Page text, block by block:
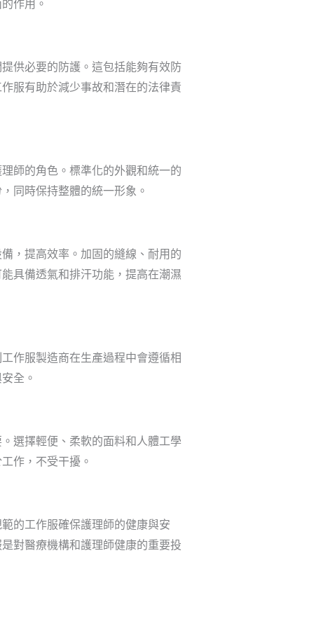
作用。
供必要的防護。這包括能夠有效防
服有助於減少事故和潛在的法律責
師的角色。標準化的外觀和統一的
同時保持整體的統一形象。
，提高效率。加固的縫線、耐用的
具備透氣和排汗功能，提高在潮濕
作服製造商在生產過程中會遵循相
全。
選擇輕便、柔軟的面料和人體工學
作，不受干擾。
的工作服確保護理師的健康與安
對醫療機構和護理師健康的重要投